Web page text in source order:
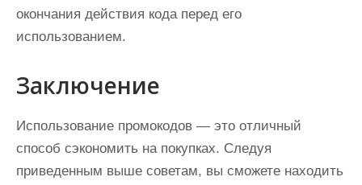
окончания действия кода перед его
использованием.
Заключение
Использование промокодов — это отличный
способ сэкономить на покупках. Следуя
приведенным выше советам, вы сможете находить